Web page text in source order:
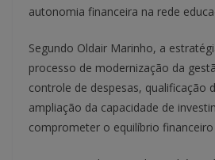
autonomia financeira na rede
Segundo Oldair Marinho, a
processo de modernização da
controle de despesas, qualificação
ampliação da capacidade de
comprometer o equilíbrio